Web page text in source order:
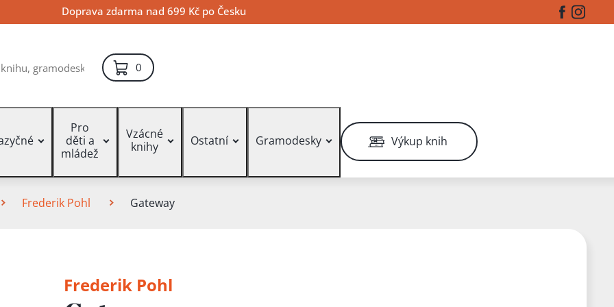
Doprava zdarma nad 699 Kč po Česku Facebook
0položek – košík
Pro
děti a
mládež
Vzácné
knihy
Ostatní Gramodesky Výkup knih
Frederik Pohl Gateway
Frederik Pohl